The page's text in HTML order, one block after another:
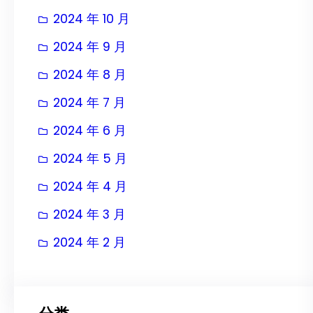
2024 年 10 月
2024 年 9 月
2024 年 8 月
2024 年 7 月
2024 年 6 月
2024 年 5 月
2024 年 4 月
2024 年 3 月
2024 年 2 月